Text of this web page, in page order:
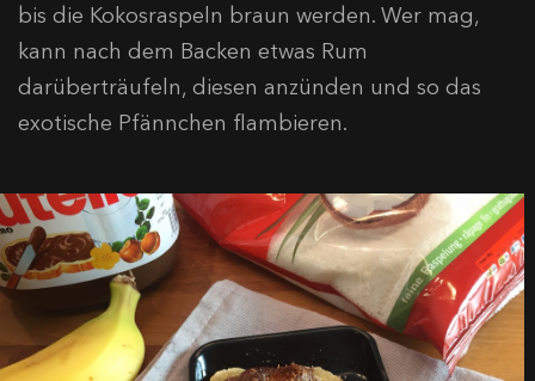
bis die Kokosraspeln braun werden. Wer mag,
kann nach dem Backen etwas Rum
darüberträufeln, diesen anzünden und so das
exotische Pfännchen flambieren.